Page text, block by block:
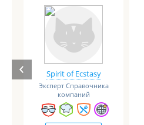
Spirit of Ecstasy
Эксперт Справочника
компаний